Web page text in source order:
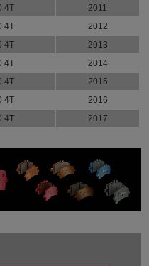
4T
2011
4T
2012
4T
2013
4T
2014
4T
2015
4T
2016
4T 2017